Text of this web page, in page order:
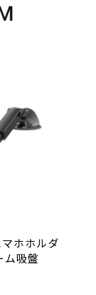
ホホルダ
ム吸盤